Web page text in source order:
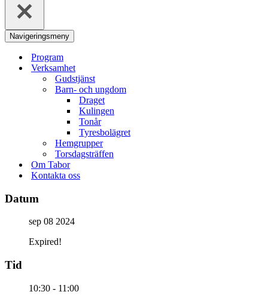
Navigeringsmeny
Program
Verksamhet
Gudstjänst
Barn- och ungdom
Draget
Kulingen
Tonår
Tyresbolägret
Hemgrupper
Torsdagsträffen
Om Tabor
Kontakta oss
Datum
sep 08 2024
Expired!
Tid
10:30 - 11:00